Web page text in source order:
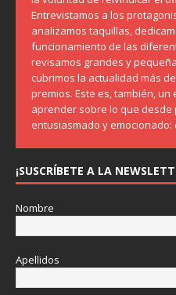
Entrevistamos a los
analizamos taquillas,
funcionamiento de las
revisamos grandes y
cubrimos la actualidad más
premios. Este es, también,
aprender sobre lo que
entusiasmado y emocionado:
¡SUSCRÍBETE A LA
Nombre
Apellidos